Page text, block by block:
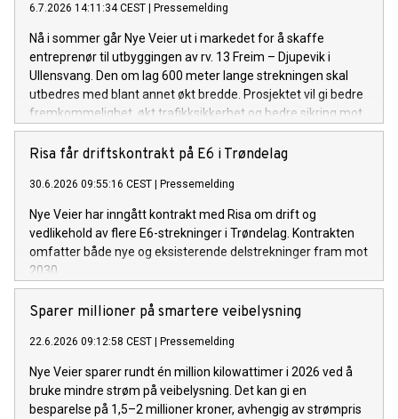
6.7.2026 14:11:34 CEST | Pressemelding
Nå i sommer går Nye Veier ut i markedet for å skaffe
entreprenør til utbyggingen av rv. 13 Freim – Djupevik i
Ullensvang. Den om lag 600 meter lange strekningen skal
utbedres med blant annet økt bredde. Prosjektet vil gi bedre
fremkommelighet, økt trafikksikkerhet og bedre sikring mot
skred.
Risa får driftskontrakt på E6 i Trøndelag
30.6.2026 09:55:16 CEST | Pressemelding
Nye Veier har inngått kontrakt med Risa om drift og
vedlikehold av flere E6-strekninger i Trøndelag. Kontrakten
omfatter både nye og eksisterende delstrekninger fram mot
2030.
Sparer millioner på smartere veibelysning
22.6.2026 09:12:58 CEST | Pressemelding
Nye Veier sparer rundt én million kilowattimer i 2026 ved å
bruke mindre strøm på veibelysning. Det kan gi en
besparelse på 1,5–2 millioner kroner, avhengig av strømpris